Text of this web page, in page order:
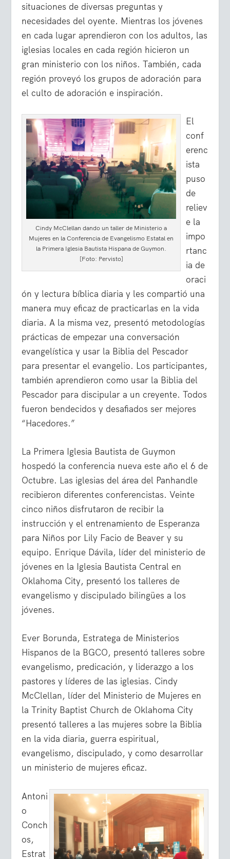
situaciones de diversas preguntas y
necesidades del oyente. Mientras los jóvenes
en cada lugar aprendieron con los adultos, las
iglesias locales en cada región hicieron un
gran ministerio con los niños. También, cada
región proveyó los grupos de adoración para
el culto de adoración e inspiración.
Cindy McClellan dando un taller de Ministerio a
Mujeres en la Conferencia de Evangelismo Estatal en
la Primera Iglesia Bautista Hispana de Guymon.
[Foto: Pervisto]
El
conf
erenc
ista
puso
de
reliev
e la
impo
rtanc
ia de
oraci
ón y lectura bíblica diaria y les compartió una
manera muy eficaz de practicarlas en la vida
diaria. A la misma vez, presentó metodologías
prácticas de empezar una conversación
evangelística y usar la Biblia del Pescador
para presentar el evangelio. Los participantes,
también aprendieron como usar la Biblia del
Pescador para discipular a un creyente. Todos
fueron bendecidos y desafiados ser mejores
“Hacedores.”
La Primera Iglesia Bautista de Guymon
hospedó la conferencia nueva este año el 6 de
Octubre. Las iglesias del área del Panhandle
recibieron diferentes conferencistas. Veinte
cinco niños disfrutaron de recibir la
instrucción y el entrenamiento de Esperanza
para Niños por Lily Facio de Beaver y su
equipo. Enrique Dávila, líder del ministerio de
jóvenes en la Iglesia Bautista Central en
Oklahoma City, presentó los talleres de
evangelismo y discipulado bilingües a los
jóvenes.
Ever Borunda, Estratega de Ministerios
Hispanos de la BGCO, presentó talleres sobre
evangelismo, predicación, y liderazgo a los
pastores y líderes de las iglesias. Cindy
McClellan, líder del Ministerio de Mujeres en
la Trinity Baptist Church de Oklahoma City
presentó talleres a las mujeres sobre la Biblia
en la vida diaria, guerra espiritual,
evangelismo, discipulado, y como desarrollar
un ministerio de mujeres eficaz.
Antoni
o
Conch
os,
Estrat